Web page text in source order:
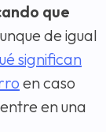
que
de igual
significan
en caso
en una